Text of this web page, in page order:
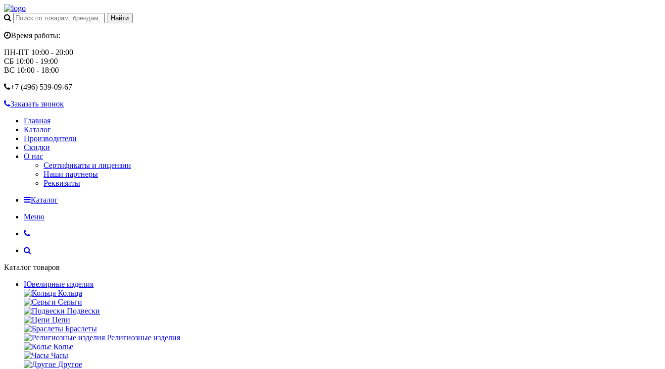
Время работы:
ПН-ПТ 10:00 - 20:00
СБ 10:00 - 19:00
ВС 10:00 - 18:00
+7 (496) 539-09-67
Заказать звонок
Главная
Каталог
Производители
Скидки
О нас
Сертификаты и лицензии
Наши партнеры
Реквизиты
Каталог
Меню
Каталог товаров
Ювелирные изделия
Кольца
Серьги
Подвески
Цепи
Браслеты
Религиозные изделия
Колье
Часы
Другое